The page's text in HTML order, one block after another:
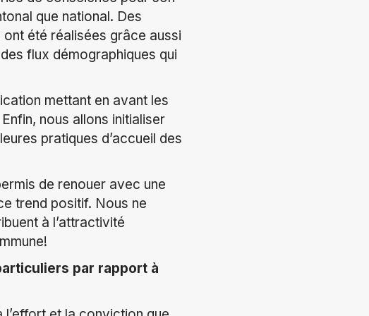
que national. Des
été réalisées grâce aussi
flux démographiques qui
mettant en avant les
nous allons initialiser
pratiques d’accueil des
de renouer avec une
trend positif. Nous ne
à l’attractivité
par rapport à